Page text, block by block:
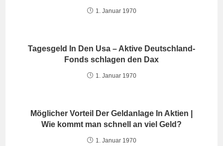
1. Januar 1970
Tagesgeld In Den Usa – Aktive Deutschland-
Fonds schlagen den Dax
1. Januar 1970
Möglicher Vorteil Der Geldanlage In Aktien |
Wie kommt man schnell an viel Geld?
1. Januar 1970